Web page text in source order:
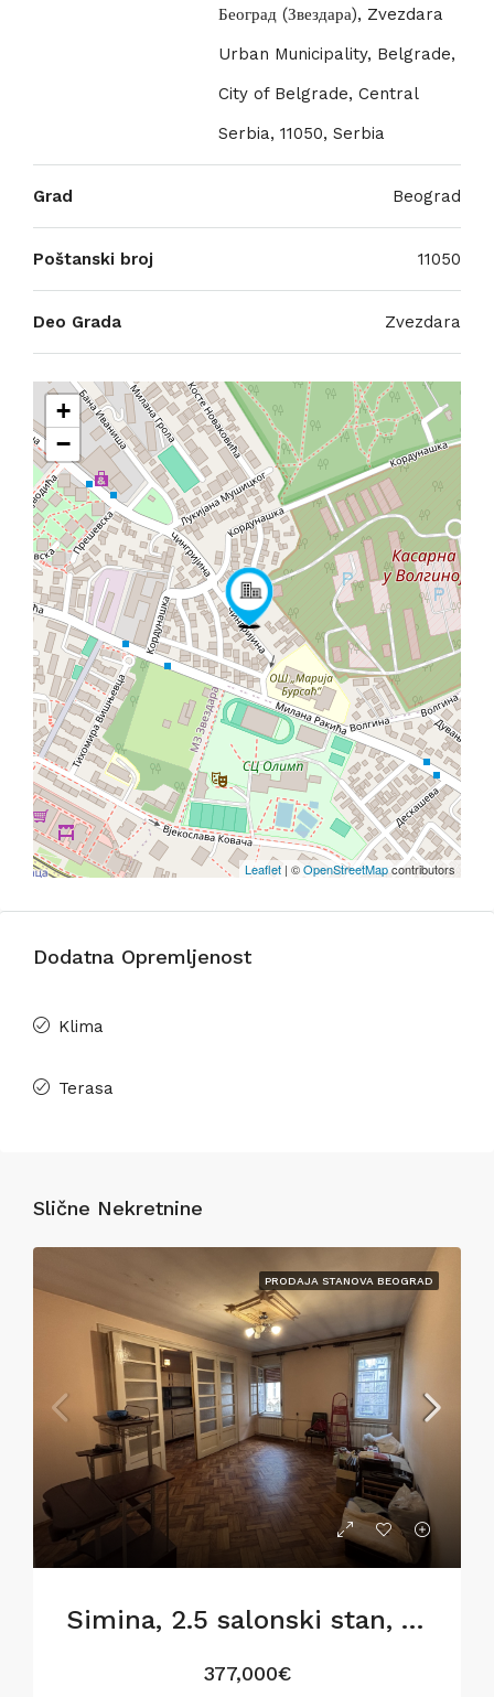
Београд (Звездара), Zvezdara
Urban Municipality, Belgrade,
City of Belgrade, Central
Serbia, 11050, Serbia
Grad Beograd
Poštanski broj 11050
Deo Grada Zvezdara
+
−
Leaflet | ©OpenStreetMapcontributors
Dodatna Opremljenost
Klima
Terasa
Slične Nekretnine
PRODAJA STANOVA BEOGRAD
Simina, 2.5 salonski stan, 77m2, za renoviranje
377,000€